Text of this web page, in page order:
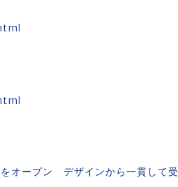
オープン デザインから一貫して受